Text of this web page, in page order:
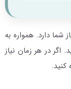
شما دارد. همواره به
در هر زمان نیاز
کنید.